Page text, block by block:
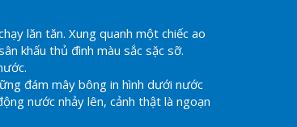
lăn tăn. Xung quanh một chiếc ao
khấu thủ đình màu sắc sặc sỡ.
đám mây bông in hình dưới nước
nước nhảy lên, cảnh thật là ngoạn